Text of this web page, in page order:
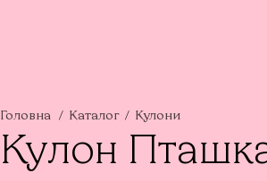
Головна Каталог Кулони
Кулон